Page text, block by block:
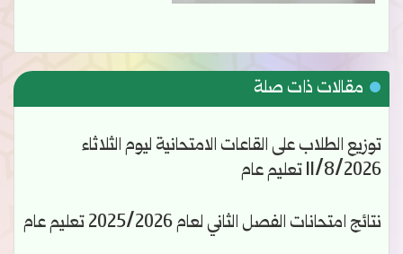
مقالات ذات صلة
توزيع الطلاب على القاعات الامتحانية ليوم الثلاثاء
11/8/2026 تعليم عام
نتائج امتحانات الفصل الثاني لعام 2025/2026 تعليم عام